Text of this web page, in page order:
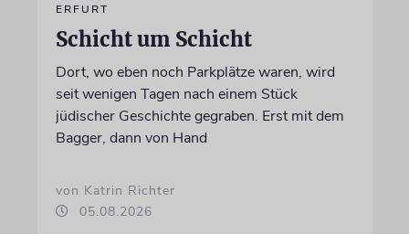
ERFURT
Schicht um Schicht
Dort, wo eben noch Parkplätze waren, wird
seit wenigen Tagen nach einem Stück
jüdischer Geschichte gegraben. Erst mit dem
Bagger, dann von Hand
von Katrin Richter
05.08.2026